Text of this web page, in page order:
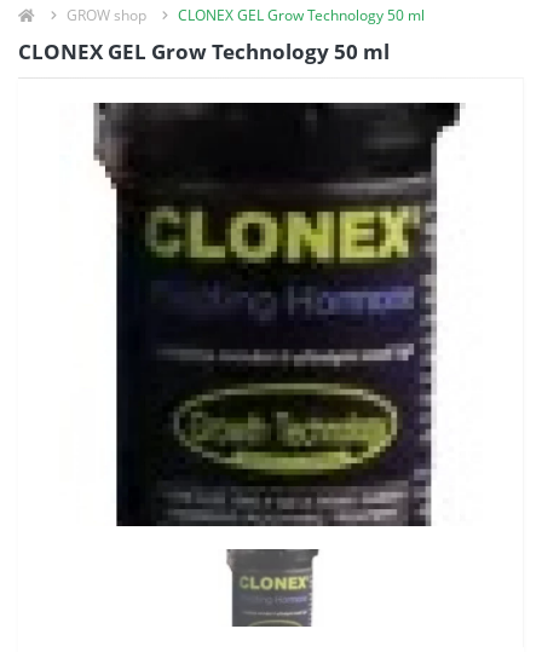
GROW shop CLONEX GEL Grow Technology 50 ml
CLONEX GEL Grow Technology 50 ml